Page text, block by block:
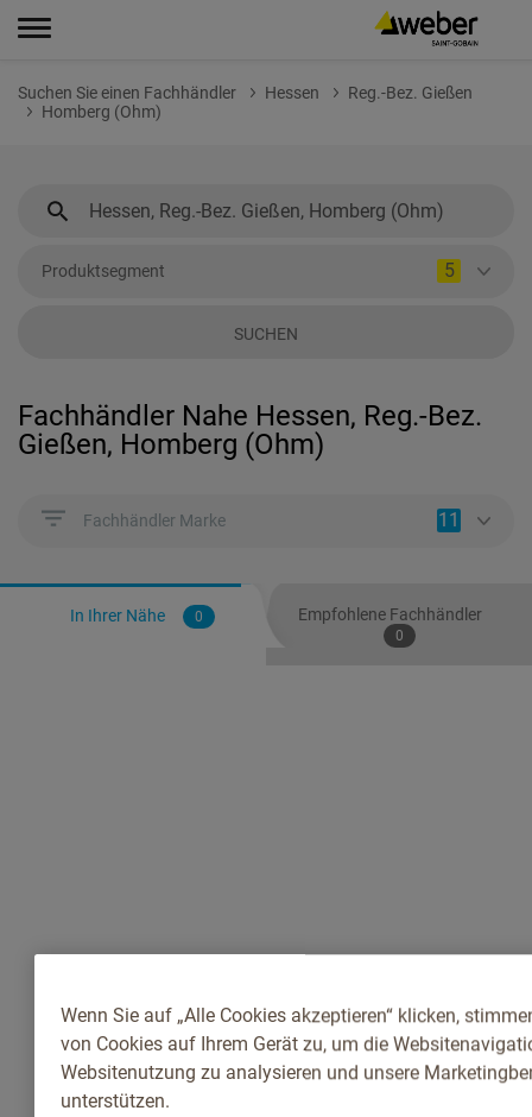
Suchen Sie einen Fachhändler Hessen
Reg.-Bez. Gießen
Homberg (Ohm)
Produktsegment 5
SUCHEN
Fachhändler Nahe Hessen, Reg.-Bez.
Gießen, Homberg (Ohm)
Fachhändler Marke 11
In Ihrer Nähe 0 Empfohlene Fachhändler
0
Wenn Sie auf „Alle Cookies akzeptieren“ klicken,
von Cookies auf Ihrem Gerät zu, um die
Websitenutzung zu analysieren und unsere
unterstützen.